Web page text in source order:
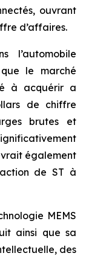
ouvrant
d’affaires.
l’automobile
le marché
à acquérir a
de chiffre
brutes et
également
de ST à
MEMS
ainsi que sa
des